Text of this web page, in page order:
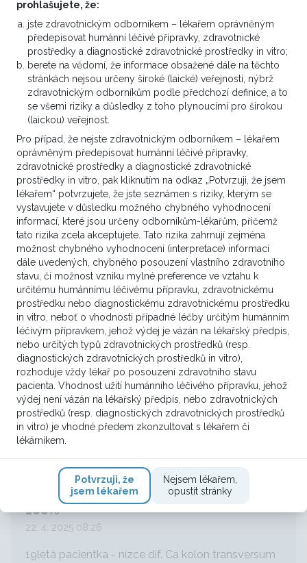
Dobrý den, prosím o konzultaci mého pacienta,
muže, ročník 1958, s dg. Cholangiocelulárního
karcinomu. Pán je ve výborném klinickém i
nutričním stavu, PS 1, schopný a velmi motivovaný
k intenzivní onkologické léčbě. Zde je dg. Souhrn: *
Tumor jater v...
2
Onkolog, Urolog raritní
Goblet cell Ca appendixu
23. 9. 2025 14:23
Dobrý deň, Veľmi pekne prosím o konzultáciu
ohľadom ďaľšieho postupu. Observácia, adj. CHT?
Jedná sa o 58 ročnú pac. TO: Pac. 20.6.2025
operovaná pre zn. akútnej appendicitídy s
perforáciou. LSK nález zápal. infiltrátu a abscesu
brušnej steny parakol...
1
VÍCE ZDE
Onkolog, Urolog
Generalizovaný tumor transversa
19letá pacientka MSS RAS G12C CPS
100%
22. 4. 2025 08:26
19letá pacientka - nízce dif. Ca kolon transversum
prohlašujete, že:
jste zdravotnickým odborníkem – lékařem oprávněným
předepisovat humánní léčivé přípravky, zdravotnické
prostředky a diagnostické zdravotnické prostředky in vitro;
berete na vědomí, že informace obsažené dále na těchto
stránkách nejsou určeny široké (laické) veřejnosti, nýbrž
zdravotnickým odborníkům podle předchozí definice, a to
se všemi riziky a důsledky z toho plynoucími pro širokou
(laickou) veřejnost.
Pro případ, že nejste zdravotnickým odborníkem – lékařem
oprávněným předepisovat humánní léčivé přípravky,
zdravotnické prostředky a diagnostické zdravotnické
prostředky in vitro, pak kliknutím na odkaz „Potvrzuji, že jsem
lékařem“ potvrzujete, že jste seznámen s riziky, kterým se
vystavujete v důsledku možného chybného vyhodnocení
informací, které jsou určeny odborníkům-lékařům, přičemž
tato rizika zcela akceptujete. Tato rizika zahrnují zejména
možnost chybného vyhodnocení (interpretace) informací
dále uvedených, chybného posouzení vlastního zdravotního
stavu, či možnost vzniku mylné preference ve vztahu k
určitému humánnímu léčivému přípravku, zdravotnickému
prostředku nebo diagnostickému zdravotnickému prostředku
in vitro, neboť o vhodnosti případné léčby určitým humánním
léčivým přípravkem, jehož výdej je vázán na lékařský předpis,
nebo určitých typů zdravotnických prostředků (resp.
diagnostických zdravotnických prostředků in vitro),
rozhoduje vždy lékař po posouzení zdravotního stavu
pacienta. Vhodnost užití humánního léčivého přípravku, jehož
výdej není vázán na lékařský předpis, nebo zdravotnických
prostředků (resp. diagnostických zdravotnických prostředků
in vitro) je vhodné předem zkonzultovat s lékařem či
lékárníkem.
Potvrzuji, že
jsem lékařem
Nejsem lékařem,
opustit stránky